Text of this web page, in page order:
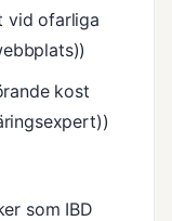
vid ofarliga
kost
som IBD